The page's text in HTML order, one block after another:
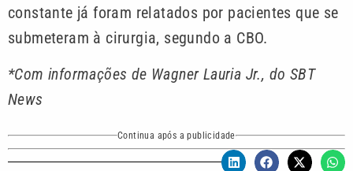
constante já foram relatados por pacientes que se
submeteram à cirurgia, segundo a CBO.
*Com informações de Wagner Lauria Jr., do SBT
News
Continua após a publicidade